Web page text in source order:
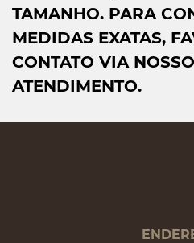
TAMANHO. PARA
MEDIDAS EXATAS,
CONTATO VIA
ATENDIMENTO.